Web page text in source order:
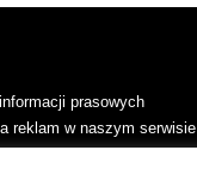
prasowych
reklam w naszym serwisie